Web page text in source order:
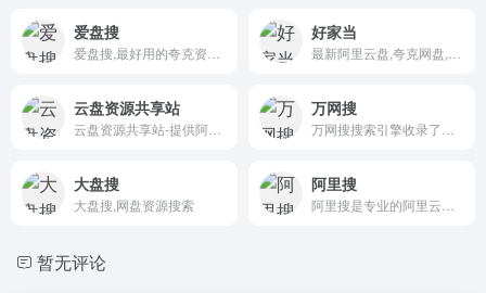
爱盘搜 好家当
云盘资源共享站 万网搜
大盘搜
大盘搜,网盘资源搜索
阿里搜
暂无评论